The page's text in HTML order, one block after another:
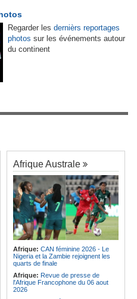
Regarder les dernièrs reportages
photos sur les événements autour
du continent
Afrique Australe
Afrique: CAN féminine 2026 - Le
Nigeria et la Zambie rejoignent les
quarts de finale
Afrique: Revue de presse de
l'Afrique Francophone du 06 aout
2026